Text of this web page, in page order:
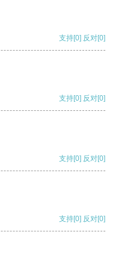
支持[0] 反对[0]
支持[0] 反对[0]
支持[0] 反对[0]
支持[0] 反对[0]